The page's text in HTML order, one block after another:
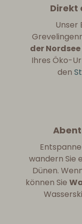
Direkt
Unser
der Nordsee
Ihres Öko-
den
wandern Sie
Dünen.
können Sie